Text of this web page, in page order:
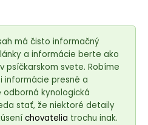
má čisto informačný
a informácie berte ako
psíčkarskom svete. Robíme
informácie presné a
odborná kynologická
stať, že niektoré detaily
chovatelia trochu inak.